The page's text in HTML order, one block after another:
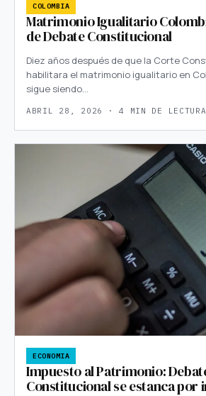
COLOMBIA
Matrimonio Igualitario
de Debate Constitucional
Diez años después de que la Corte
habilitara el matrimonio igualitario en
sigue siendo…
ABRIL 28, 2026 · 4 MIN DE LECTURA
ECONOMIA
Impuesto al Patrimonio:
Constitucional se estanca por